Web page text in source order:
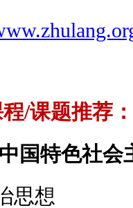
/课题推荐：
国特色社会
思想